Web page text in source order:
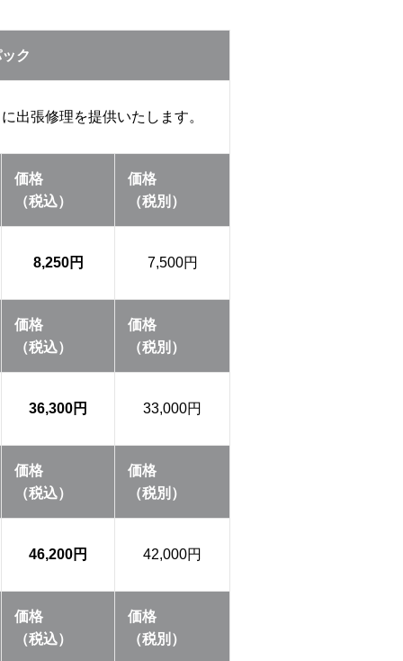
ク
出張修理を提供いたします。
価格
（税込）
価格
（税別）
8,250円 7,500円
価格
（税込）
価格
（税別）
36,300円 33,000円
価格
（税込）
価格
（税別）
46,200円 42,000円
価格
（税込）
価格
（税別）